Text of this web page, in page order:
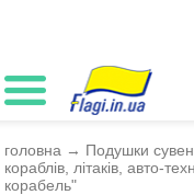
головна → Подушки
кораблів, літаків, авто-
корабель"